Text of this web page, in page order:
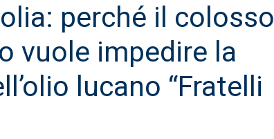
perché il colosso
vuole impedire la
lucano “Fratelli